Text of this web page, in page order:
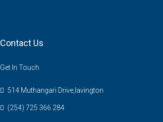
Contact Us
Get In Touch
514 Muthangari Drive,lavington
(254) 725 366 284